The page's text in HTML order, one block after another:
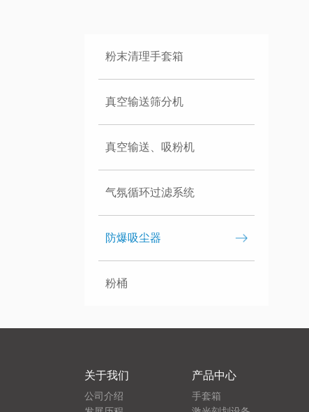
粉末清理手套箱
真空输送筛分机
真空输送、吸粉机
气氛循环过滤系统
防爆吸尘器
粉桶
关于我们
公司介绍
产品中心
手套箱